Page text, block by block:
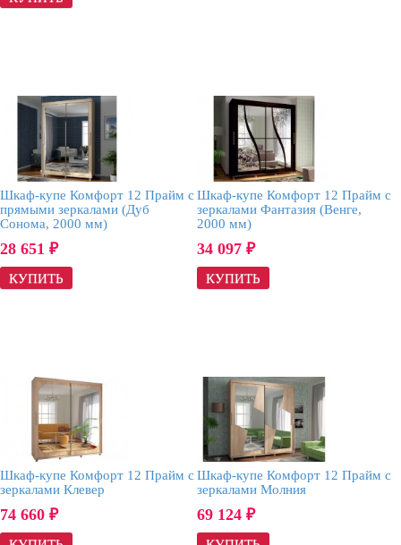
Шкаф-купе Комфорт 12 Прайм с
прямыми зеркалами (Дуб
Сонома, 2000 мм)
28 651 ₽
Шкаф-купе Комфорт 12 Прайм с
зеркалами Фантазия (Венге,
2000 мм)
34 097 ₽
Шкаф-купе Комфорт 12 Прайм с
зеркалами Клевер
74 660 ₽
Шкаф-купе Комфорт 12 Прайм с
зеркалами Молния
69 124 ₽